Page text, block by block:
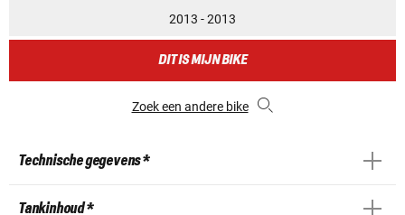
2013 - 2013
DIT IS MIJN BIKE
Zoek een andere bike
Technische gegevens *
Tankinhoud *